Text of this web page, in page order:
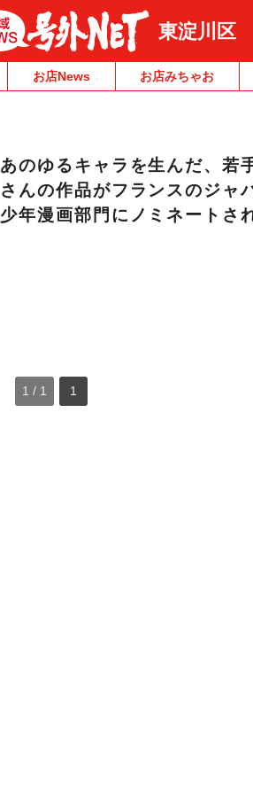
東淀川区
お店News お店みちゃお
あのゆるキャラを生んだ、若
さんの作品がフランスのジャ
少年漫画部門にノミネートさ
1 / 1 1